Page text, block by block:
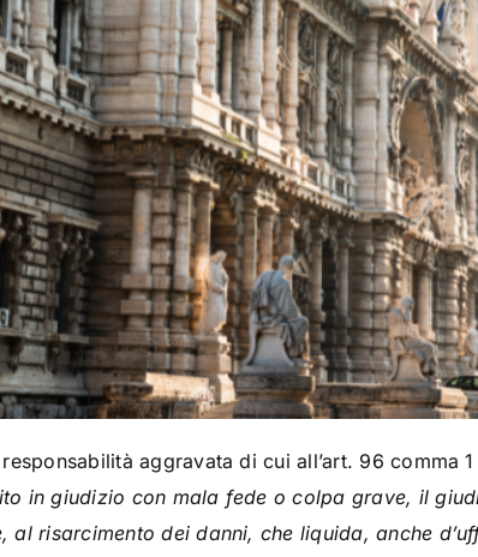
aggravata di cui all’art. 96 comma
in giudizio con mala fede o colpa grave, il
al risarcimento dei danni, che liquida, anche